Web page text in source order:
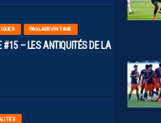
PAILLADEVINTAGE
#15 – LES ANTIQUITÉS DE LA